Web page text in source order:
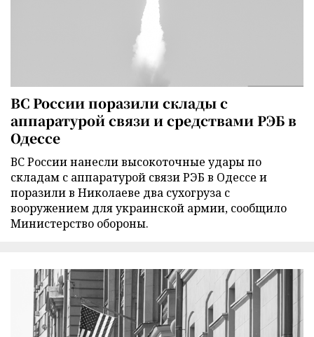
ВС России поразили склады с
аппаратурой связи и средствами РЭБ в
Одессе
ВС России нанесли высокоточные удары по
складам с аппаратурой связи РЭБ в Одессе и
поразили в Николаеве два сухогруза с
вооружением для украинской армии, сообщило
Министерство обороны.